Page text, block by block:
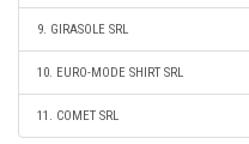
9. GIRASOLE SRL
10. EURO-MODE SHIRT SRL
11. COMET SRL